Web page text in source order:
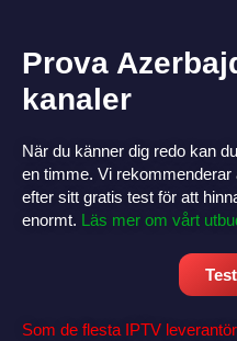
Prova
kanaler
När du känner dig redo kan
en timme. Vi
efter sitt gratis test för att
enormt. Läs mer om vårt
Som de flesta IPTV